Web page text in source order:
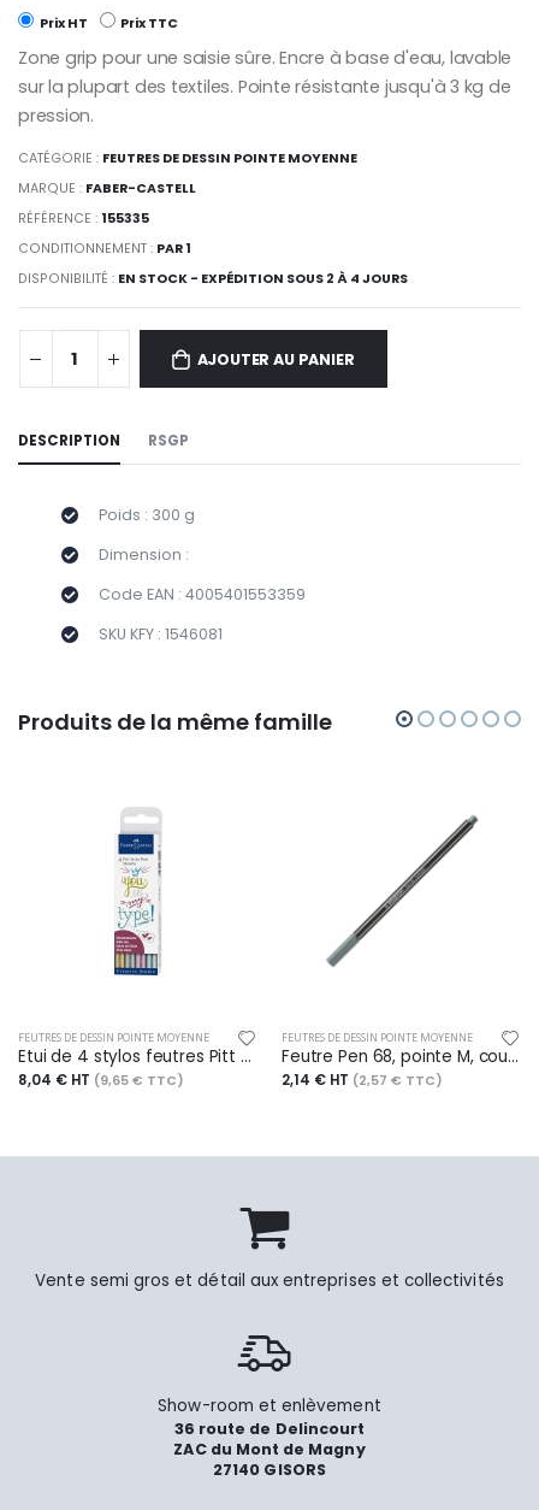
Prix HT Prix TTC
Zone grip pour une saisie sûre. Encre à base d'eau, lavable
sur la plupart des textiles. Pointe résistante jusqu'à 3 kg de
pression.
CATÉGORIE : FEUTRES DE DESSIN POINTE MOYENNE
MARQUE : FABER-CASTELL
RÉFÉRENCE : 155335
CONDITIONNEMENT : PAR 1
DISPONIBILITÉ : EN STOCK - EXPÉDITION SOUS 2 À 4 JOURS
AJOUTER AU PANIER
DESCRIPTION RSGP
Poids : 300 g
Dimension :
Code EAN : 4005401553359
SKU KFY : 1546081
Produits de la même famille
FEUTRES DE DESSIN POINTE MOYENNE
Etui de 4 stylos feutres Pitt Artist Pen, pointe de 1,5 mm, encres coul. métalliques assorties
8,04 € HT (9,65 € TTC)
FEUTRES DE DESSIN POINTE MOYENNE
Feutre Pen 68, pointe M, couleur argent metallic
2,14 € HT (2,57 € TTC)
Vente semi gros et détail aux entreprises et collectivités
Show-room et enlèvement
36 route de Delincourt
ZAC du Mont de Magny
27140 GISORS